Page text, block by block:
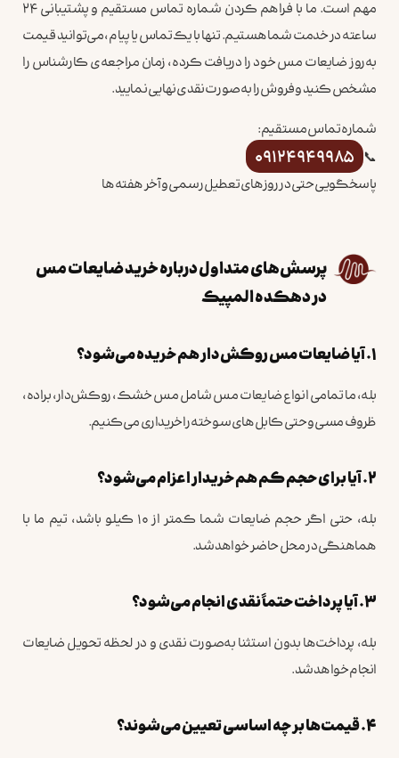
مهم است. ما با فراهم کردن شماره تماس مستقیم و پشتیبانی ۲۴
ساعته در خدمت شما هستیم. تنها با یک تماس یا پیام، می‌توانید قیمت
به‌روز ضایعات مس خود را دریافت کرده، زمان مراجعه‌ی کارشناس را
مشخص کنید و فروش را به‌صورت نقدی نهایی نمایید.
شماره تماس مستقیم:
📞
09124949985
پاسخگویی حتی در روزهای تعطیل رسمی و آخر هفته‌ها
پرسش‌های متداول درباره خرید ضایعات مس
در دهکده المپیک
۱. آیا ضایعات مس روکش‌دار هم خریده می‌شود؟
بله، ما تمامی انواع ضایعات مس شامل مس خشک، روکش‌دار، براده،
ظروف مسی و حتی کابل‌های سوخته را خریداری می‌کنیم.
۲. آیا برای حجم کم هم خریدار اعزام می‌شود؟
بله، حتی اگر حجم ضایعات شما کمتر از ۱۰ کیلو باشد، تیم ما با
هماهنگی در محل حاضر خواهد شد.
۳. آیا پرداخت حتماً نقدی انجام می‌شود؟
بله، پرداخت‌ها بدون استثنا به‌صورت نقدی و در لحظه تحویل ضایعات
انجام خواهد شد.
۴. قیمت‌ها بر چه اساسی تعیین می‌شوند؟